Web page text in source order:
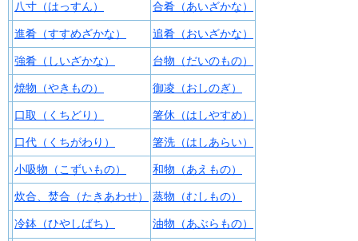
八寸（はっすん） 合肴（あいざかな）
進肴（すすめざかな） 追肴（おいざかな）
強肴（しいざかな） 台物（だいのもの）
焼物（やきもの） 御凌（おしのぎ）
口取（くちどり） 箸休（はしやすめ）
口代（くちがわり） 箸洗（はしあらい）
小吸物（こずいもの） 和物（あえもの）
炊合、焚合（たきあわせ） 蒸物（むしもの）
冷鉢（ひやしばち） 油物（あぶらもの）